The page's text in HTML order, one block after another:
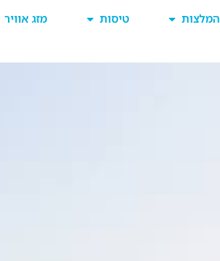
המלצות טיסות
מזג אוויר